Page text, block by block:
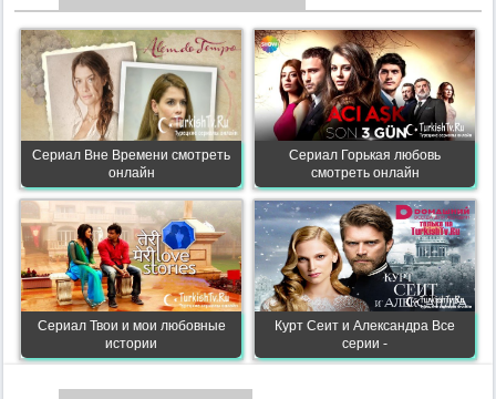
Сериал Вне Времени смотреть
онлайн
Сериал Горькая любовь
смотреть онлайн
Сериал Твои и мои любовные
истории
Курт Сеит и Александра Все
серии -